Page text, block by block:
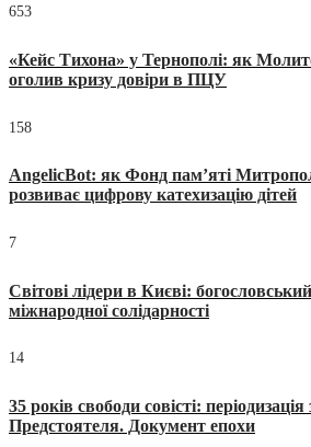
653
«Кейс Тихона» у Тернополі: як
оголив кризу довіри в ПЦУ
158
AngelicBot: як Фонд пам’яті
розвиває цифрову катехизацію дітей
7
Світові лідери в Києві:
міжнародної солідарності
14
35 років свободи совісті: періодизація
Предстоятеля. Документ епохи